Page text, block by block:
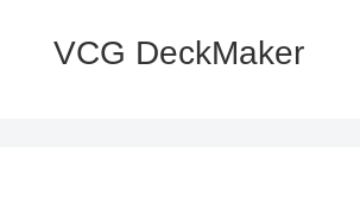
VCG DeckMaker